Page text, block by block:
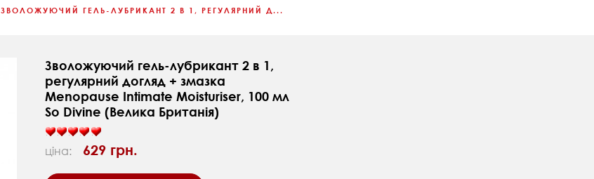
ЗВОЛОЖУЮЧИЙ ГЕЛЬ-ЛУБРИКАНТ 2 В 1, РЕГУЛЯРНИЙ Д...
Зволожуючий гель-лубрикант 2 в 1,
регулярний догляд + змазка
Menopause Intimate Moisturiser, 100 мл
So Divine (Велика Британія)
ціна: 629 грн.